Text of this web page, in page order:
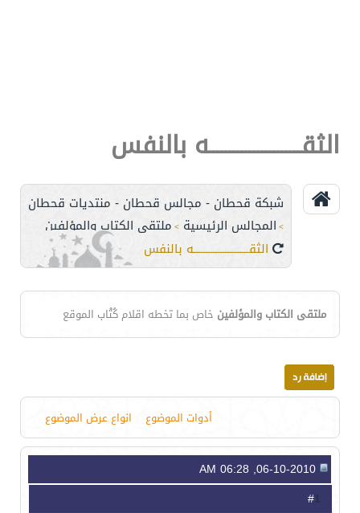
الثقـــــــــــــــــــــــه بالنفس
شبكة قحطان - مجالس قحطان - منتديات قحطان
> المجالس الرئيسية > ملتقى الكتاب والمؤلفين
الثقـــــــــــــــــــــــه بالنفس
ملتقى الكتاب والمؤلفين خاص بما تخطه اقلام كُتْاب الموقع
أدوات الموضوع انواع عرض الموضوع
1